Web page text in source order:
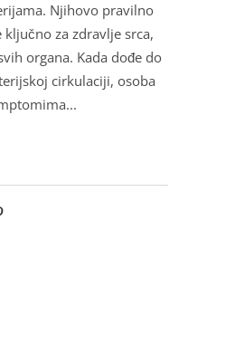
Njihovo pravilno
za zdravlje srca,
organa. Kada dođe do
cirkulaciji, osoba